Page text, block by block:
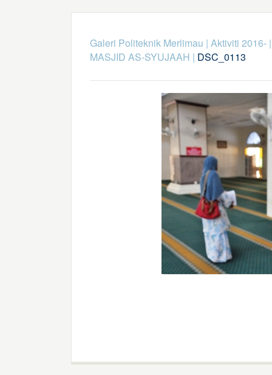
Galeri Politeknik Merlimau | Aktiviti 2016-
MASJID AS-SYUJAAH | DSC_0113